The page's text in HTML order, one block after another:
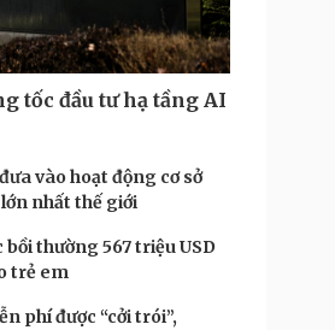
tốc đầu tư hạ tầng AI
vào hoạt động cơ sở
nhất thế giới
thường 567 triệu USD
trẻ em
phí được “cởi trói”,